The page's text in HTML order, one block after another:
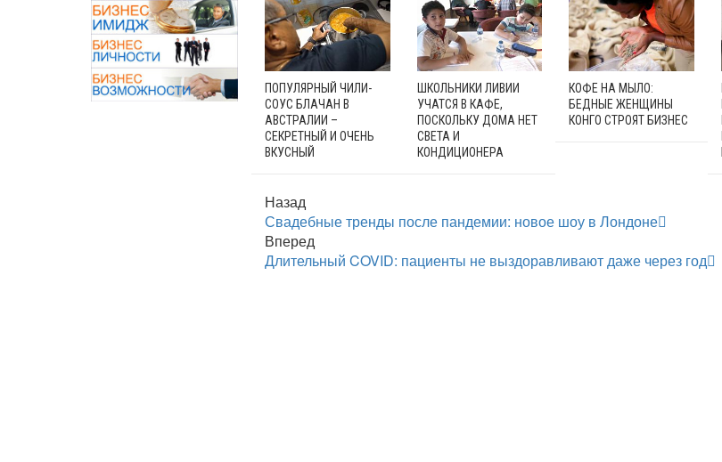
ПОПУЛЯРНЫЙ ЧИЛИ-
СОУС БЛАЧАН В
АВСТРАЛИИ –
СЕКРЕТНЫЙ И ОЧЕНЬ
ВКУСНЫЙ
ШКОЛЬНИКИ ЛИВИИ
УЧАТСЯ В КАФЕ,
ПОСКОЛЬКУ ДОМА НЕТ
СВЕТА И
КОНДИЦИОНЕРА
КОФЕ НА МЫЛО:
БЕДНЫЕ ЖЕНЩИНЫ
КОНГО СТРОЯТ БИЗНЕС
Назад
Свадебные тренды после пандемии: новое шоу в Лондоне
Вперед
Длительный COVID: пациенты не выздоравливают даже через год